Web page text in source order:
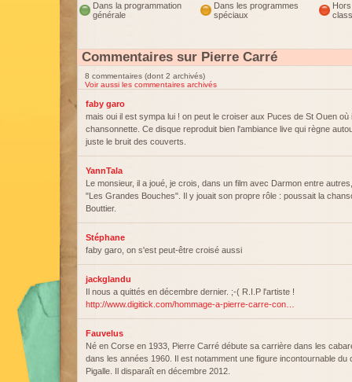
Dans la programmation
générale
Dans les programmes
spéciaux
Hors
Commentaires sur Pierre Carré
8 commentaires (dont 2 archivés)
Voir aussi les commentaires archivés
faby garo
mais oui il est sympa lui ! on peut le croiser aux Puces de St Ouen où
chansonnette. Ce disque reproduit bien l'ambiance live qui règne
juste le bruit des couverts.
YannTala
Le monsieur, il a joué, je crois, dans un film avec Darmon entre
"Les Grandes Bouches". Il y jouait son propre rôle : poussait la
Bouttier.
Stéphane
faby garo, on s'est peut-être croisé aussi
jackglandu
Il nous a quittés en décembre dernier. ;-( R.I.P l'artiste !
http://www.digitick.com/hommage-a-pierre-carre-con…
Fauvelus
Né en Corse en 1933, Pierre Carré débute sa carrière dans les
dans les années 1960. Il est notamment une figure incontournable
Pigalle. Il disparaît en décembre 2012.